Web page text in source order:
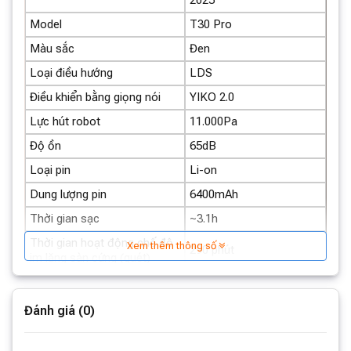
vào cổng hút. Công nghệ này giúpmáy hút bụigiảm
thiểu tình trạng vướng tóc, mang đến cho người dùng tỷ
lệ tóc rối thấp tới 0% và duy trì hiệu suất hút cao mà
vẫn đảm bảo vận hành an toàn và yên tĩnh.
Model
T30 Pro
Màu sắc
Đen
Loại điều hướng
LDS
Điều khiển bằng giọng nói
YIKO 2.0
Lực hút robot
11.000Pa
Độ ồn
65dB
Loại pin
Li-on
Dung lượng pin
6400mAh
Thời gian sạc
~3.1h
Thời gian hoạt động chế độ
im lặng sàn cứng (quét)
290 phút
Thời gian hoạt động chế độ
220 phút
Thời gian hoạt động chế độ
Xem thêm thông số
Đánh giá (0)